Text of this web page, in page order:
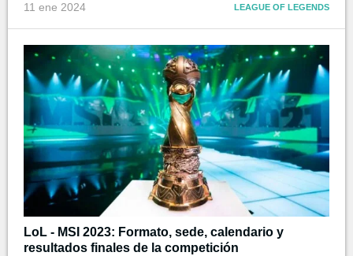
11 ene 2024 LEAGUE OF LEGENDS
LoL - MSI 2023: Formato, sede, calendario y
resultados finales de la competición